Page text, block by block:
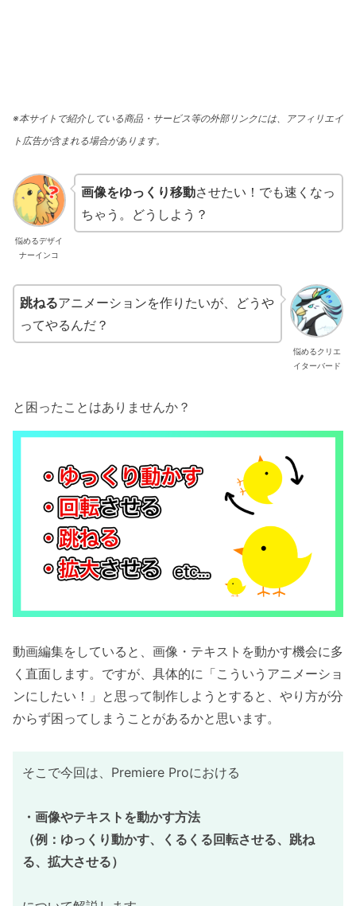
※本サイトで紹介している商品・サービス等の外部リンクには、アフィリエイ
ト広告が含まれる場合があります。
悩めるデザイ
ナーインコ
画像をゆっくり移動させたい！でも速くなっ
ちゃう。どうしよう？
悩めるクリエ
イターバード
跳ねるアニメーションを作りたいが、どうや
ってやるんだ？
と困ったことはありませんか？
動画編集をしていると、画像・テキストを動かす機会に多
く直面します。ですが、具体的に「こういうアニメーショ
ンにしたい！」と思って制作しようとすると、やり方が分
からず困ってしまうことがあるかと思います。
そこで今回は、Premiere Proにおける
・画像やテキストを動かす方法
（例：ゆっくり動かす、くるくる回転させる、跳ね
る、拡大させる）